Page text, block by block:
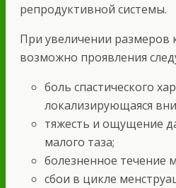
репродуктивной системы.
При увеличении размеров
возможно проявления
боль спастического
локализирующаяся
тяжесть и ощущение
малого таза;
болезненное течение
сбои в цикле